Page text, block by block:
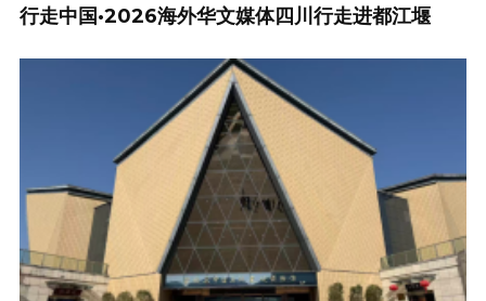
行走中国·2026海外华文媒体四川行走进都江堰